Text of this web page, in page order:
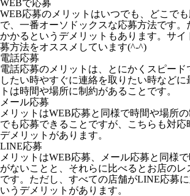
WEBで応募
WEB応募のメリットはいつでも、どこで
で、一番オーソドックスな応募方法です
かかるというデメリットもあります。サイ
募方法をオススメしています(^-^)
電話応募
電話応募のメリットは、とにかくスピー
したい時やすぐに連絡を取りたい時などに
トは時間や場所に制約があることです。
メール応募
メリットはWEB応募と同様で時間や場所
でも応募できることですが、こちらも対応
デメリットがあります。
LINE応募
メリットはWEB応募、メール応募と同様
がないことと、それらに比べるとお店のレ
です。ただし、すべての店舗がLINE応募
いうデメリットがあります。